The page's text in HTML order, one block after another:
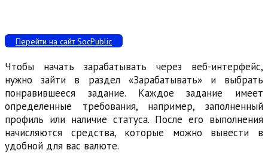
Перейти на сайт SocPublic
Чтобы начать зарабатывать через веб-интерфейс,
нужно зайти в раздел «Зарабатывать» и выбрать
понравившееся задание. Каждое задание имеет
определенные требования, например, заполненный
профиль или наличие статуса. После его выполнения
начисляются средства, которые можно вывести в
удобной для вас валюте.